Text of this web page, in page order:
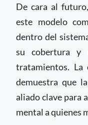
De cara al
este modelo
dentro del
su cobertura y
tratamientos. La
demuestra que
aliado clave para
mental a quienes